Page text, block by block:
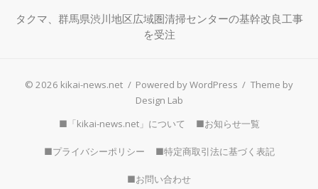
タクマ、群馬県渋川地区広域圏清掃センターの基幹改良工事
を受注
© 2026 kikai-news.net / Powered by WordPress / Theme by
Design Lab
■「kikai-news.net」について
■お知らせ一覧
■プライバシーポリシー ■特定商取引法に基づく表記
■お問い合わせ